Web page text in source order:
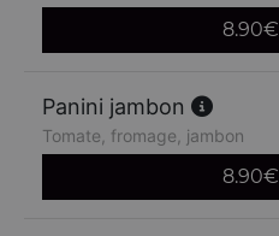
8.90€
Panini jambon
Tomate, fromage, jambon
8.90€